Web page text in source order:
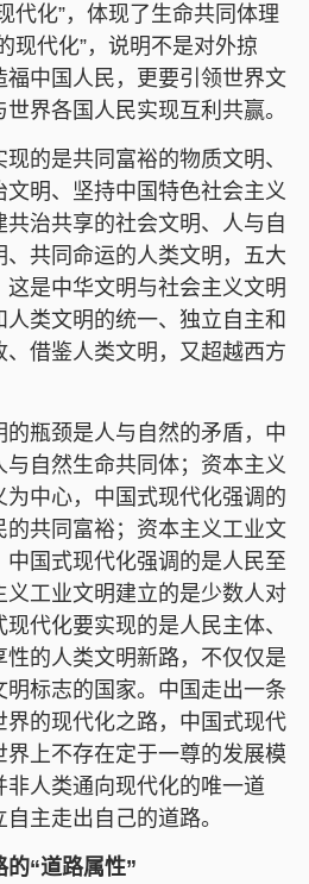
代化”，体现了生命共同体理
现代化”，说明不是对外掠
中国人民，更要引领世界文
界各国人民实现互利共赢。
是共同富裕的物质文明、
明、坚持中国特色社会主义
治共享的社会文明、人与自
共同命运的人类文明，五大
是中华文明与社会主义文明
类文明的统一、独立自主和
借鉴人类文明，又超越西方
瓶颈是人与自然的矛盾，中
与自然生命共同体；资本主义
中心，中国式现代化强调的
的共同富裕；资本主义工业文
国式现代化强调的是人民至
义工业文明建立的是少数人对
代化要实现的是人民主体、
性的人类文明新路，不仅仅是
标志的国家。中国走出一条
界的现代化之路，中国式现代
上不存在定于一尊的发展模
人类通向现代化的唯一道
主走出自己的道路。
“道路属性”